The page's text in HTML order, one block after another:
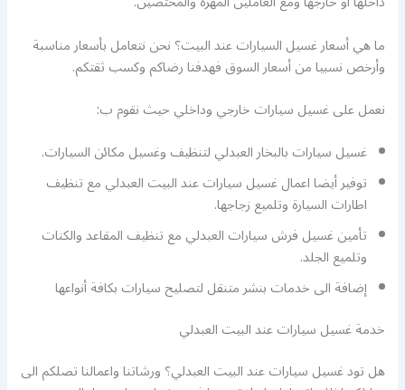
ما هي أسعار غسيل السيارات عند البيت؟ نحن نتعامل بأسعار مناسبة
وأرخص نسبيا من أسعار السوق فهدفنا رضاكم وكسب ثقتكم.
نعمل على غسيل سيارات خارجي وداخلي حيث نقوم ب:
غسيل سيارات بالبخار العبدلي لتنظيف وغسيل مكائن السيارات.
توفير أيضا اعمال غسيل سيارات عند البيت العبدلي مع تنظيف
اطارات السيارة وتلميع زجاجها.
تأمين غسيل فرش سيارات العبدلي مع تنظيف المقاعد والكنات
وتلميع الجلد.
إضافة الى خدمات بنشر متنقل لتصليح سيارات بكافة أنواعها
خدمة غسيل سيارات عند البيت العبدلي
هل تود غسيل سيارات عند البيت العبدلي؟ ورشاتنا واعمالنا تصلكم الى